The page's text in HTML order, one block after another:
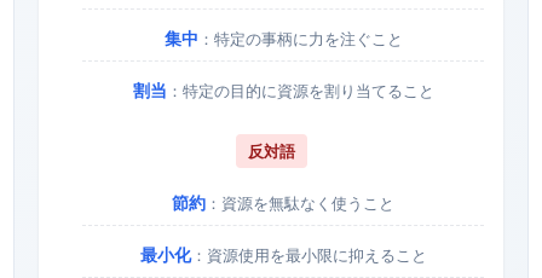
集中 ：特定の事柄に力を注ぐこと
割当 ：特定の目的に資源を割り当てること
反対語
節約 ：資源を無駄なく使うこと
最小化：資源使用を最小限に抑えること